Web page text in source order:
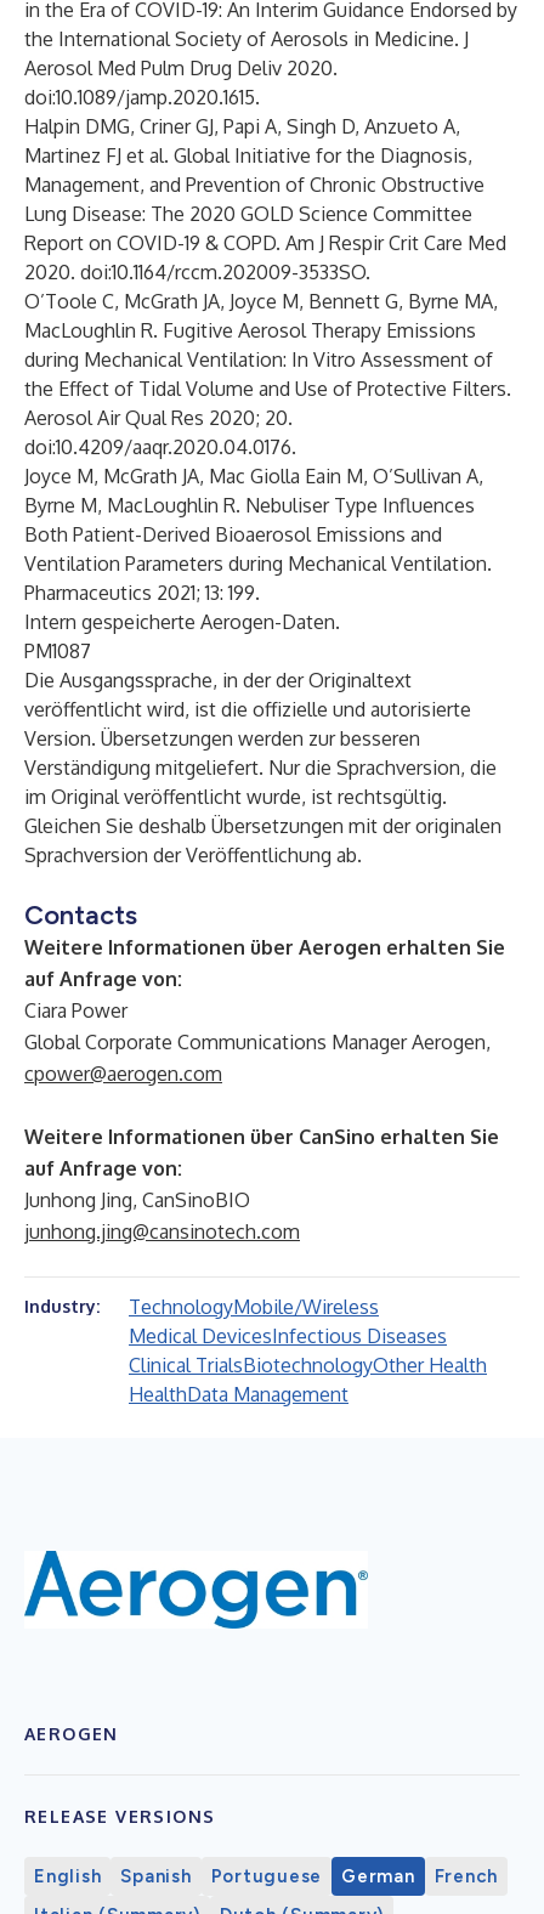
in the Era of COVID-19: An Interim Guidance Endorsed by
the International Society of Aerosols in Medicine. J
Aerosol Med Pulm Drug Deliv 2020.
doi:10.1089/jamp.2020.1615.
Halpin DMG, Criner GJ, Papi A, Singh D, Anzueto A,
Martinez FJ et al. Global Initiative for the Diagnosis,
Management, and Prevention of Chronic Obstructive
Lung Disease: The 2020 GOLD Science Committee
Report on COVID-19 & COPD. Am J Respir Crit Care Med
2020. doi:10.1164/rccm.202009-3533SO.
O’Toole C, McGrath JA, Joyce M, Bennett G, Byrne MA,
MacLoughlin R. Fugitive Aerosol Therapy Emissions
during Mechanical Ventilation: In Vitro Assessment of
the Effect of Tidal Volume and Use of Protective Filters.
Aerosol Air Qual Res 2020; 20.
doi:10.4209/aaqr.2020.04.0176.
Joyce M, McGrath JA, Mac Giolla Eain M, O’Sullivan A,
Byrne M, MacLoughlin R. Nebuliser Type Influences
Both Patient-Derived Bioaerosol Emissions and
Ventilation Parameters during Mechanical Ventilation.
Pharmaceutics 2021; 13: 199.
Intern gespeicherte Aerogen-Daten.
PM1087
Die Ausgangssprache, in der der Originaltext
veröffentlicht wird, ist die offizielle und autorisierte
Version. Übersetzungen werden zur besseren
Verständigung mitgeliefert. Nur die Sprachversion, die
im Original veröffentlicht wurde, ist rechtsgültig.
Gleichen Sie deshalb Übersetzungen mit der originalen
Sprachversion der Veröffentlichung ab.
Contacts
Weitere Informationen über Aerogen erhalten Sie
auf Anfrage von:
Ciara Power
Global Corporate Communications Manager Aerogen,
cpower@aerogen.com
Weitere Informationen über CanSino erhalten Sie
auf Anfrage von:
Junhong Jing, CanSinoBIO
junhong.jing@cansinotech.com
Industry: TechnologyMobile/Wireless
Medical DevicesInfectious Diseases
Clinical TrialsBiotechnologyOther Health
HealthData Management
AEROGEN
RELEASE VERSIONS
English Spanish Portuguese German
French